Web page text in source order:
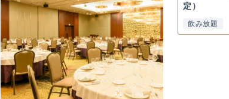
定）
飲み放題